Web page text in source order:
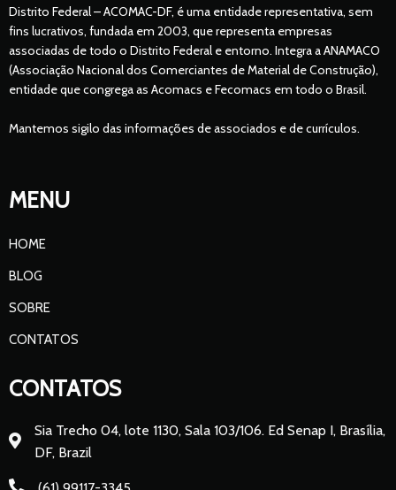
Distrito Federal – ACOMAC-DF, é uma entidade representativa, sem
fins lucrativos, fundada em 2003, que representa empresas
associadas de todo o Distrito Federal e entorno. Integra a ANAMACO
(Associação Nacional dos Comerciantes de Material de Construção),
entidade que congrega as Acomacs e Fecomacs em todo o Brasil.
Mantemos sigilo das informações de associados e de currículos.
MENU
HOME
BLOG
SOBRE
CONTATOS
CONTATOS
Sia Trecho 04, lote 1130, Sala 103/106. Ed Senap I, Brasília,
DF, Brazil